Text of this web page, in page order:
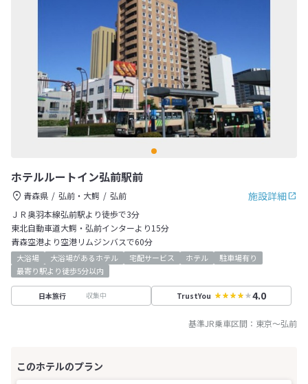
ホテルルートイン弘前駅前
施設詳細
青森県 弘前・大鰐
弘前
ＪＲ奥羽本線弘前駅より徒歩で3分
東北自動車道大鰐・弘前インターより15分
青森空港より空港リムジンバスで60分
大浴場 大浴場があるホテル 宅配サービス ホテル
駐車場有り
最寄り駅より徒歩5分以内
日本旅行 収集中 TrustYou 4.0
基準JR乗車区間： 東京～弘前